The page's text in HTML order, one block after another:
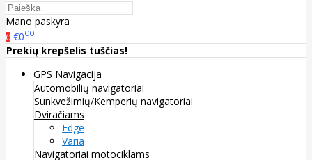
Mano paskyra
0 €000
Prekių krepšelis tuščias!
GPS Navigacija
Automobilių navigatoriai
Sunkvežimių/Kemperių navigatoriai
Dviračiams
Edge
Varia
Navigatoriai motociklams